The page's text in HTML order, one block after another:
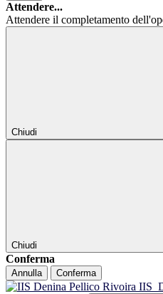
Attendere...
Attendere il completamento
Chiudi
Chiudi
Conferma
Annulla Conferma
IIS